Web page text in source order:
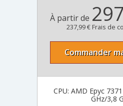
À partir de
237,99 € Frais de
Commander
CPU: AMD Epyc
GHz/3,8